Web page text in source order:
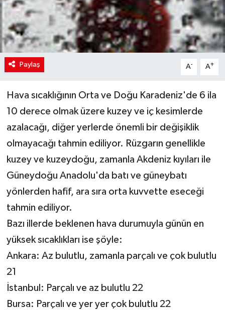
Paylaş A- A+
Hava sıcaklığının Orta ve Doğu Karadeniz'de 6 ila
10 derece olmak üzere kuzey ve iç kesimlerde
azalacağı, diğer yerlerde önemli bir değişiklik
olmayacağı tahmin ediliyor. Rüzgarın genellikle
kuzey ve kuzeydoğu, zamanla Akdeniz kıyıları ile
Güneydoğu Anadolu'da batı ve güneybatı
yönlerden hafif, ara sıra orta kuvvette eseceği
tahmin ediliyor.
Bazı illerde beklenen hava durumuyla günün en
yüksek sıcaklıkları ise şöyle:
Ankara: Az bulutlu, zamanla parçalı ve çok bulutlu
21
İstanbul: Parçalı ve az bulutlu 22
Bursa: Parçalı ve yer yer çok bulutlu 22